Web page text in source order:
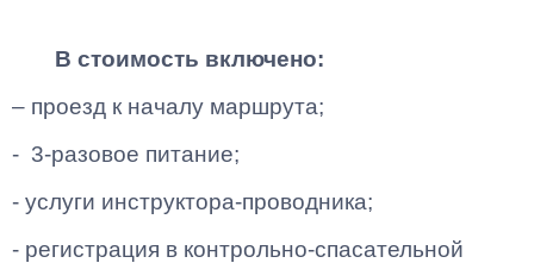
В стоимость включено:
– проезд к началу маршрута;
- 3-разовое питание;
- услуги инструктора-проводника;
- регистрация в контрольно-спасательной